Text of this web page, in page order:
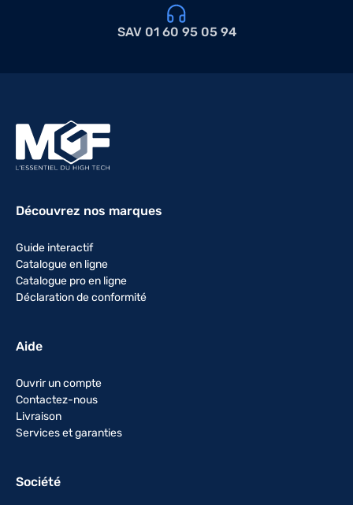
SAV 01 60 95 05 94
Découvrez nos marques
Guide interactif
Catalogue en ligne
Catalogue pro en ligne
Déclaration de conformité
Aide
Ouvrir un compte
Contactez-nous
Livraison
Services et garanties
Société